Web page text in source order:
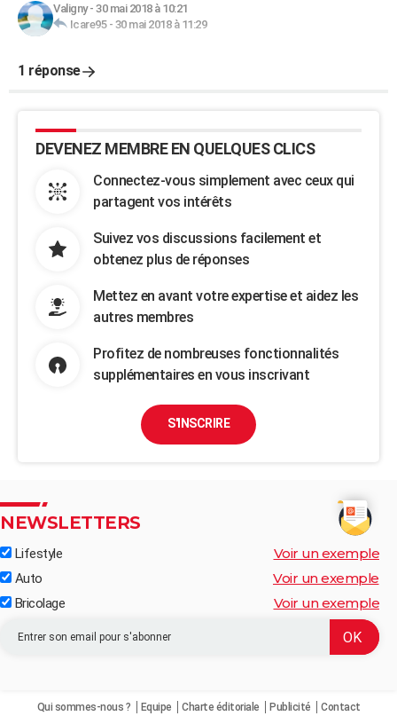
Valigny- 30 mai 2018 à 10:21
Icare95- 30 mai 2018 à 11:29
1 réponse
DEVENEZ MEMBRE EN QUELQUES CLICS
Connectez-vous simplement avec ceux qui
partagent vos intérêts
Suivez vos discussions facilement et
obtenez plus de réponses
Mettez en avant votre expertise et aidez les
autres membres
Profitez de nombreuses fonctionnalités
supplémentaires en vous inscrivant
S'INSCRIRE
NEWSLETTERS
Lifestyle Voir un exemple
Auto Voir un exemple
Bricolage Voir un exemple
Qui sommes-nous ? Equipe Charte éditoriale Publicité Contact